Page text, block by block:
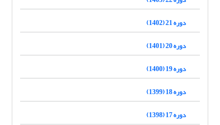
دوره 21 (1402)
دوره 20 (1401)
دوره 19 (1400)
دوره 18 (1399)
دوره 17 (1398)